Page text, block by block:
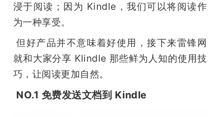
心
GAIR
专
浸于阅读；因为 Kindle，我们可以将阅读作
为一种享受。
但好产品并不意味着好使用，接下来雷锋网
就和大家分享 Klindle 那些鲜为人知的使用技
巧，让阅读更加自然。
NO.1 免费发送文档到 Kindle